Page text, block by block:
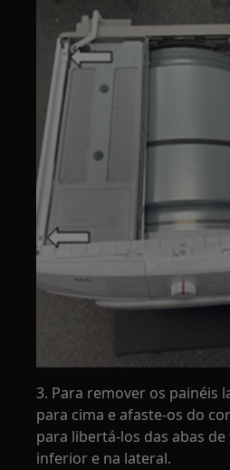
3. Para remover os painéis
para cima e afaste-os do
para libertá-los das abas
inferior e na lateral.